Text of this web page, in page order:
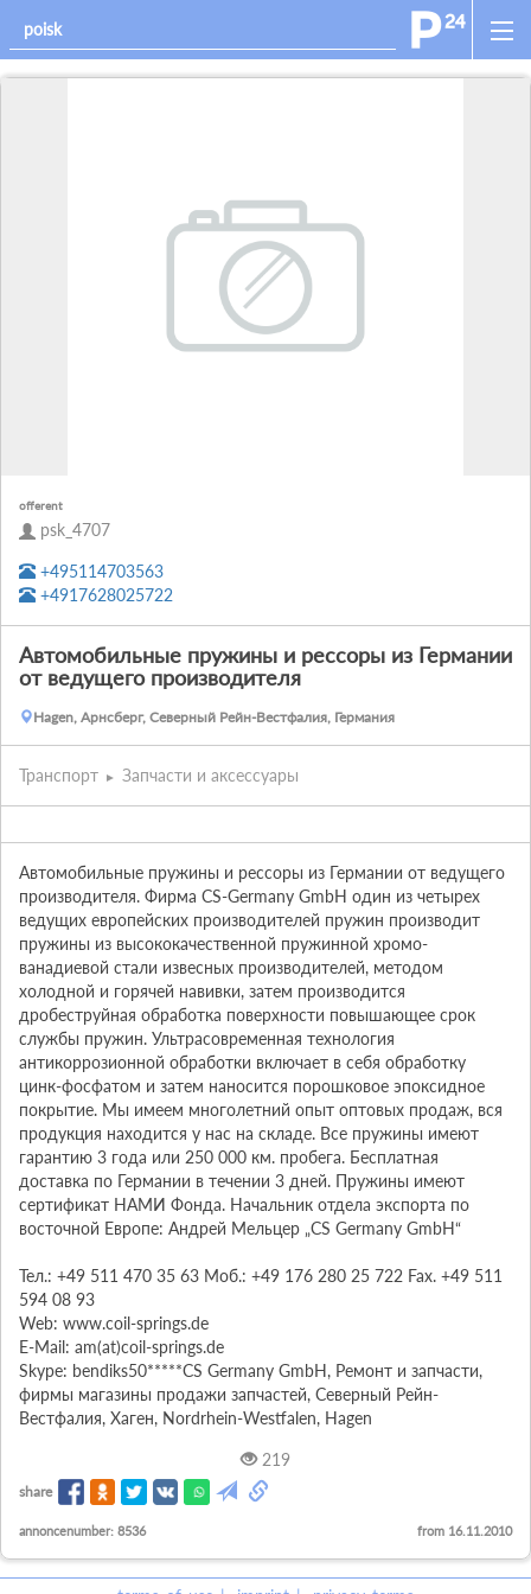
offerent
psk_4707
+495114703563
+4917628025722
Автомобильные пружины и рессоры из Германии
от ведущего производителя
Hagen, Арнсберг, Северный Рейн-Вестфалия, Германия
Транспорт Запчасти и аксессуары
Автомобильные пружины и рессоры из Германии от ведущего
производителя. Фирма CS-Germany GmbH один из четырех
ведущих европейских производителей пружин производит
пружины из высококачественной пружинной хромо-
ванадиевой стали извесных производителей, методом
холодной и горячей навивки, затем производится
дробеструйная обработка поверхности повышающее срок
службы пружин. Ультрасовременная технология
антикоррозионной обработки включает в себя обработку
цинк-фосфатом и затем наносится порошковое эпоксидное
покрытие. Мы имеем многолетний опыт оптовых продаж, вся
продукция находится у нас на складе. Все пружины имеют
гарантию 3 года или 250 000 км. пробега. Бесплатная
доставка по Германии в течении 3 дней. Пружины имеют
сертификат НАМИ Фонда. Начальник отдела экспорта по
восточной Европе: Андрей Мельцер „CS Germany GmbH“
Тел.: +49 511 470 35 63 Моб.: +49 176 280 25 722 Fax. +49 511
594 08 93
Web: www.coil-springs.de
E-Mail: am(at)coil-springs.de
Skype: bendiks50*****CS Germany GmbH, Ремонт и запчасти,
фирмы магазины продажи запчастей, Северный Рейн-
Вестфалия, Хаген, Nordrhein-Westfalen, Hagen
219
share
annoncenumber: 8536 from 16.11.2010